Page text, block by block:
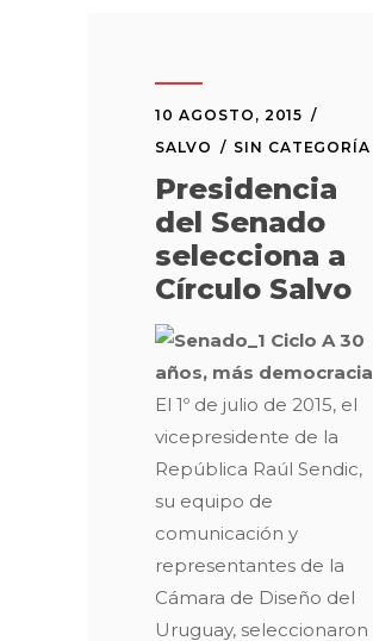
10 AGOSTO, 2015
SALVO
SIN CATEGORÍA
Presidencia
del Senado
selecciona a
Círculo Salvo
Ciclo A 30
años, más democracia
El 1º de julio de 2015, el
vicepresidente de la
República Raúl Sendic,
su equipo de
comunicación y
representantes de la
Cámara de Diseño del
Uruguay, seleccionaron